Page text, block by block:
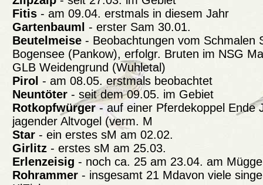
Fitis - am 09.04. erstmals in diesem Jahr
Gartenbauml - erster Sam 30.01.
Beutelmeise - Beobachtungen vom Schmalen
Bogensee (Pankow), erfolgr. Bruten im NSG
GLB Weidengrund (Wuhletal)
Pirol - am 08.05. erstmals beobachtet
Neuntöter - seit dem 09.05. im Gebiet
Rotkopfwürger - auf einer Pferdekoppel Ende
jagender Altvogel (verm. M
Star - ein erstes sM am 02.02.
Girlitz - erstes sM am 25.03.
Erlenzeisig - noch ca. 25 am 23.04. am
Rohrammer - insgesamt 21 Mdavon viele